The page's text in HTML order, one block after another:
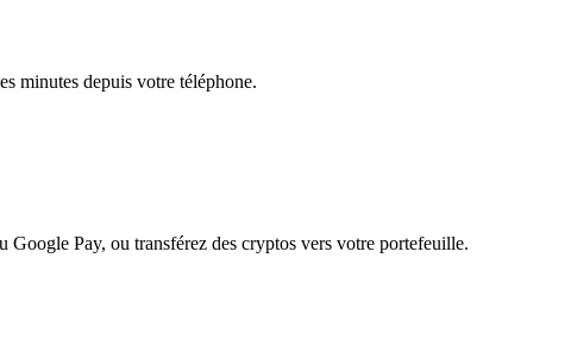
minutes depuis votre téléphone.
Pay, ou transférez des cryptos vers votre portefeuille.